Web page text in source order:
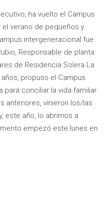
ha vuelto el Campus
el verano de pequeños y
intergeneracional fue
Responsable de planta
de Residencia Solera La
propuso el Campus
para conciliar la vida familiar.
anteriores, vinieron los/las
este año, lo abrimos a
empezó este lunes en